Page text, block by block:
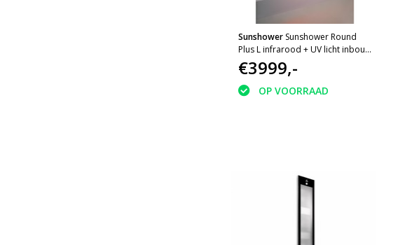
Sunshower Sunshower Round
Plus L infrarood + UV licht inbouw
185x33x10cm full body Organic
Grey
€3999,-
OP VOORRAAD